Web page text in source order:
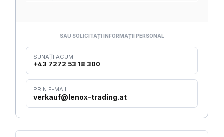
SAU SOLICITAȚI INFORMAȚII PERSONAL
SUNAȚI ACUM
+43 7272 53 18 300
PRIN E-MAIL
verkauf@lenox-trading.at